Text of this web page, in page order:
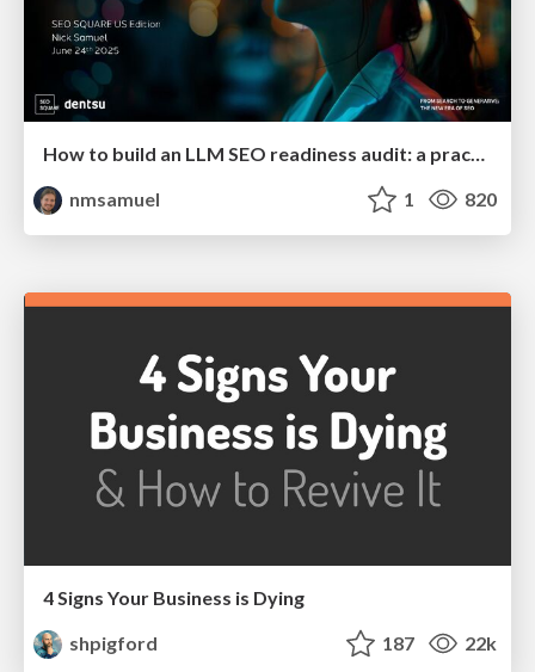
How to build an LLM SEO readiness audit: a practical framework
nmsamuel
1 820
4 Signs Your Business is Dying
shpigford
187 22k